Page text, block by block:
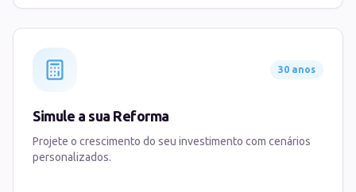
30 anos
Simule a sua Reforma
Projete o crescimento do seu investimento com cenários
personalizados.